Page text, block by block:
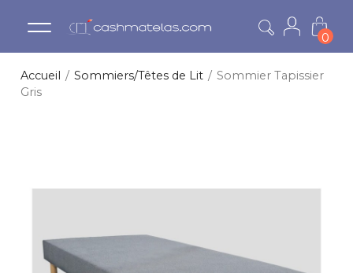
0
Accueil Sommiers/Têtes de Lit
Sommier Tapissier
Gris